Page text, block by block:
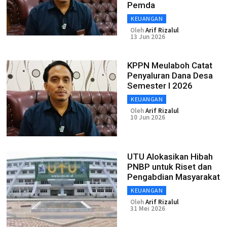
Pemda
KEUANGAN
OlehArif Rizalul
13 Jun 2026
KPPN Meulaboh Catat
Penyaluran Dana Desa
Semester I 2026
KEUANGAN
OlehArif Rizalul
10 Jun 2026
UTU Alokasikan Hibah
PNBP untuk Riset dan
Pengabdian Masyarakat
KEUANGAN
OlehArif Rizalul
31 Mei 2026